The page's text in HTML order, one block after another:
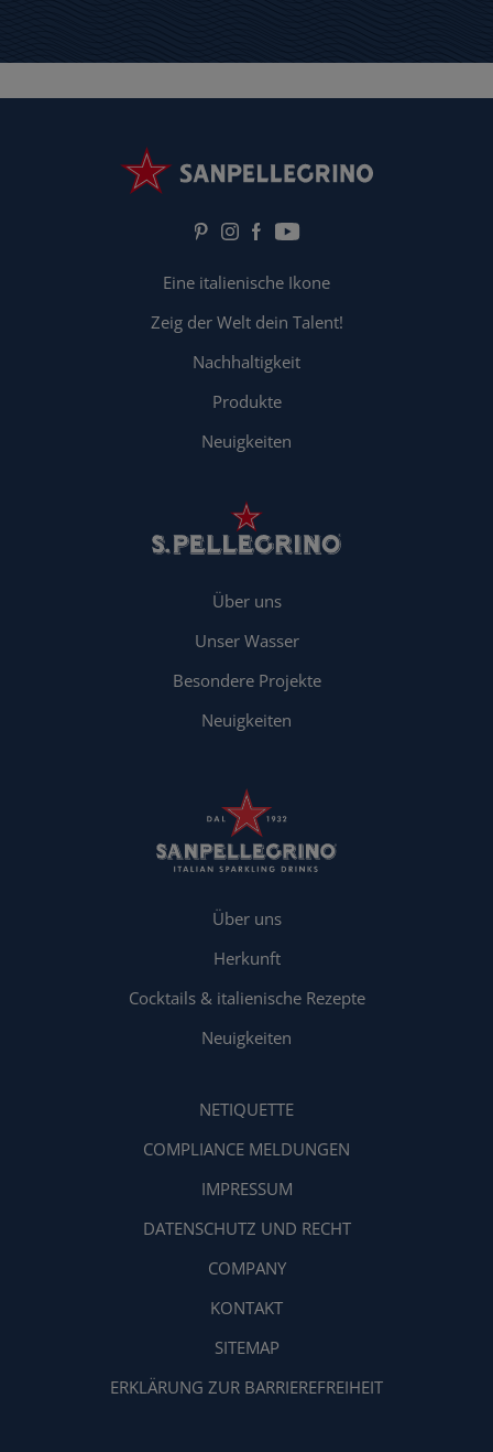
Eine italienische Ikone
Zeig der Welt dein Talent!
Nachhaltigkeit
Produkte
Neuigkeiten
Über uns
Unser Wasser
Besondere Projekte
Neuigkeiten
Über uns
Herkunft
Cocktails & italienische Rezepte
Neuigkeiten
NETIQUETTE
COMPLIANCE MELDUNGEN
IMPRESSUM
DATENSCHUTZ UND RECHT
COMPANY
KONTAKT
SITEMAP
ERKLÄRUNG ZUR BARRIEREFREIHEIT